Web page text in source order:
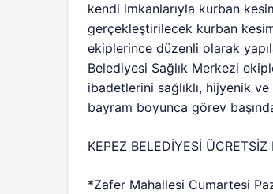
kendi imkanlarıyla kurban
gerçekleştirilecek kurban
ekiplerince düzenli olarak
Belediyesi Sağlık Merkezi
ibadetlerini sağlıklı, hijyenik
bayram boyunca görev
KEPEZ BELEDİYESİ
*Zafer Mahallesi Cumartesi